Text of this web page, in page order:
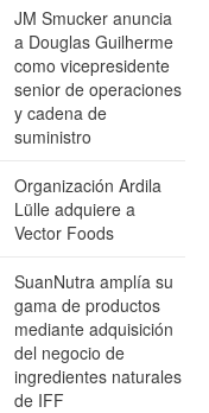
JM Smucker anuncia
a Douglas Guilherme
como vicepresidente
senior de operaciones
y cadena de
suministro
Organización Ardila
Lülle adquiere a
Vector Foods
SuanNutra amplía su
gama de productos
mediante adquisición
del negocio de
ingredientes naturales
de IFF